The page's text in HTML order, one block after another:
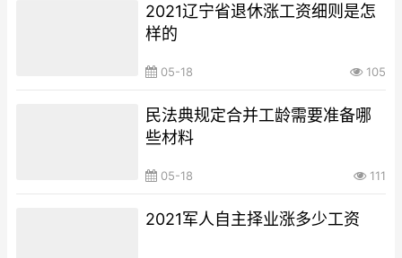
2021辽宁省退休涨工资细则是怎
样的
05-18 105
民法典规定合并工龄需要准备哪
些材料
05-18 111
2021军人自主择业涨多少工资